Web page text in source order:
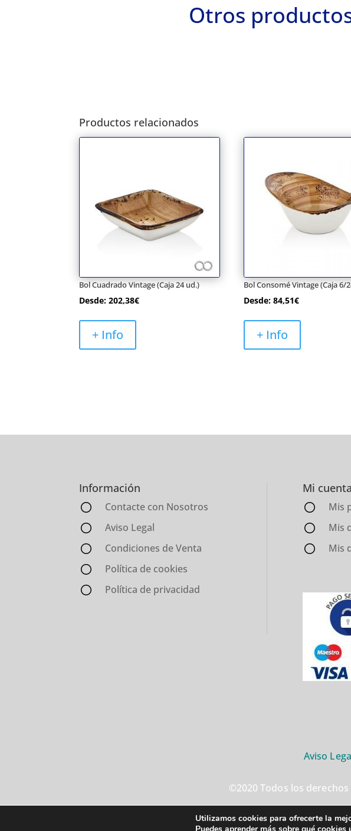
Otros
Productos relacionados
Bol Cuadrado Vintage (Caja 24 ud.)
Desde:202,38€
+ Info
Bol Consomé Vintage (Caja 6/
Desde:84,51€
+ Info
Información
Contacte con Nosotros
Aviso Legal
Condiciones de Venta
Política de cookies
Política de privacidad
Mi cuenta
Mis
Mis
Mis
Aviso
©2020 Todos los
Utilizamos cookies para ofrecerte la